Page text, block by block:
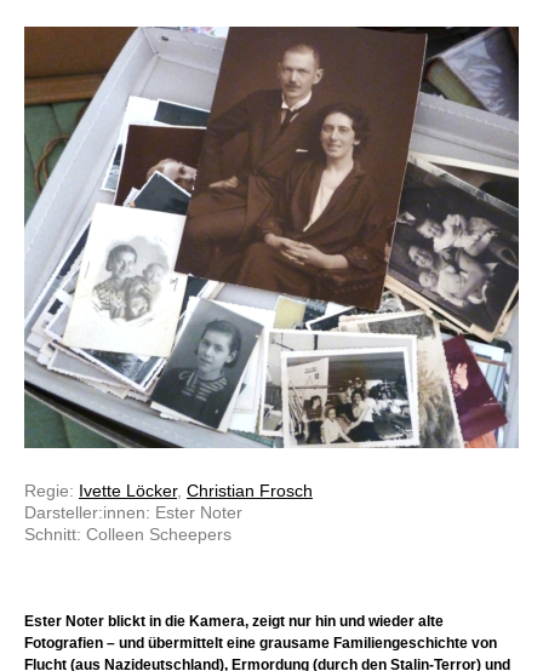
Regie: Ivette Löcker, Christian Frosch
Darsteller:innen: Ester Noter
Schnitt: Colleen Scheepers
Ester Noter blickt in die Kamera, zeigt nur hin und wieder alte
Fotografien – und übermittelt eine grausame Familiengeschichte von
Flucht (aus Nazideutschland), Ermordung (durch den Stalin-Terror) und